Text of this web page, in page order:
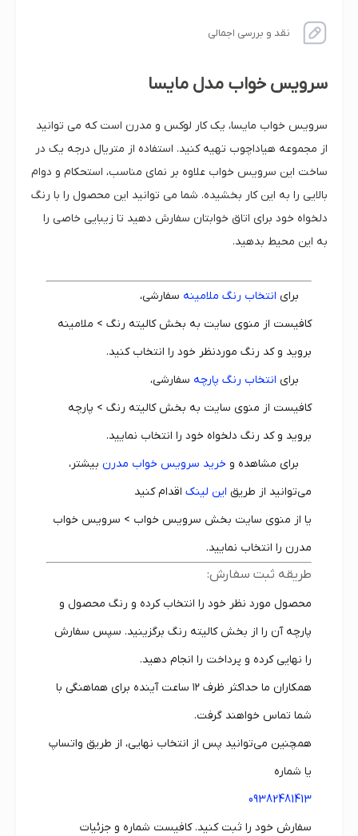
نقد و بررسی اجمالی
سرویس خواب مدل مایسا
سرویس خواب مایسا، یک کار لوکس و مدرن است که می توانید
از مجموعه هیاداچوب تهیه کنید. استفاده از متریال درجه یک در
ساخت این سرویس خواب علاوه بر نمای مناسب، استحکام و دوام
بالایی را به این کار بخشیده. شما می توانید این محصول را با رنگ
دلخواه خود برای اتاق خوابتان سفارش دهید تا زیبایی خاصی را
به این محیط بدهید.
برای انتخاب رنگ ملامینه سفارشی،
کافیست از منوی سایت به بخش کالیته رنگ > ملامینه
بروید و کد رنگ موردنظر خود را انتخاب کنید.
برای انتخاب رنگ پارچه سفارشی،
کافیست از منوی سایت به بخش کالیته رنگ > پارچه
بروید و کد رنگ دلخواه خود را انتخاب نمایید.
برای مشاهده و خرید سرویس خواب مدرنبیشتر،
می‌توانید از طریق این لینک اقدام کنید
یا از منوی سایت بخش سرویس خواب > سرویس خواب
مدرن را انتخاب نمایید.
طریقه ثبت سفارش:
محصول مورد نظر خود را انتخاب کرده و رنگ محصول و
پارچه آن را از بخش کالیته رنگ برگزینید. سپس سفارش
را نهایی کرده و پرداخت را انجام دهید.
همکاران ما حداکثر ظرف ۱۲ ساعت آینده برای هماهنگی با
شما تماس خواهند گرفت.
همچنین می‌توانید پس از انتخاب نهایی، از طریق واتساپ
یا شماره
09382481413
سفارش خود را ثبت کنید. کافیست شماره و جزئیات